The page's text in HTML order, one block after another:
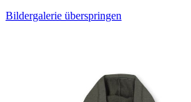
Bildergalerie überspringen